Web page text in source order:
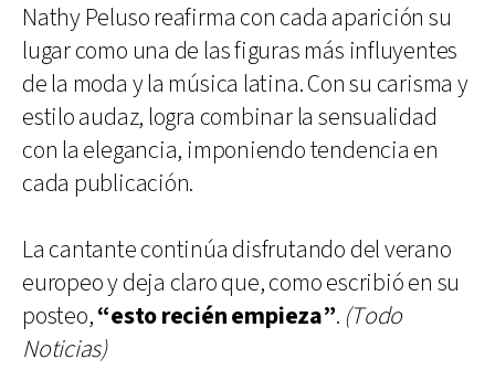
Nathy Peluso reafirma con cada aparición su
lugar como una de las figuras más influyentes
de la moda y la música latina. Con su carisma y
estilo audaz, logra combinar la sensualidad
con la elegancia, imponiendo tendencia en
cada publicación.
La cantante continúa disfrutando del verano
europeo y deja claro que, como escribió en su
posteo,“esto recién empieza”. (Todo
Noticias)